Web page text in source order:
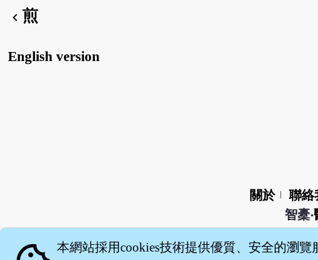
chevron_left 煎
English version
關於 聯絡
智橐‧
本網站採用cookies技術提供優質、安全的瀏覽